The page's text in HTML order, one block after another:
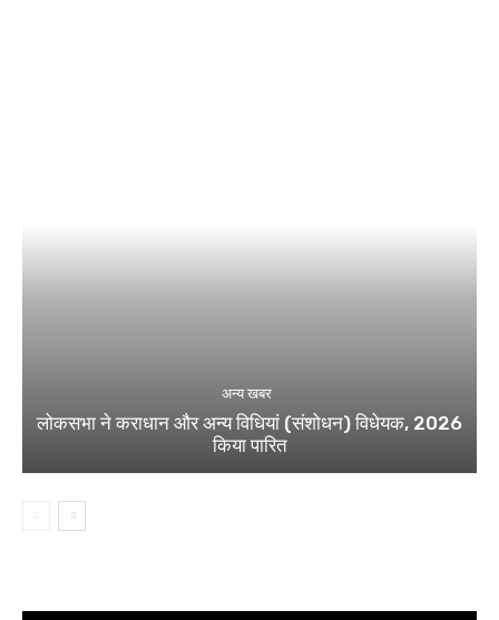
अन्य खबर
लोकसभा ने कराधान और अन्य विधियां (संशोधन) विधेयक, 2026
किया पारित